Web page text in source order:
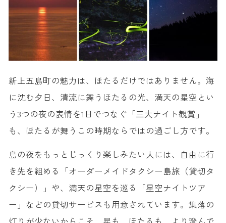
新上五島町の魅力は、ほたるだけではありません。海
に沈む夕日、清流に舞うほたるの光、満天の星空とい
う3つの夜の表情を1日でつなぐ 「三大ナイト観賞」
も、ほたるが舞うこの時期ならではの過ごし方です。
島の夜をもっとじっくり楽しみたい人には、自由に行
き先を組める「オーダーメイドタクシー島旅（貸切タ
クシー）」や、満天の星空を巡る「星空ナイトツア
ー」などの貸切サービスも用意されています。集落の